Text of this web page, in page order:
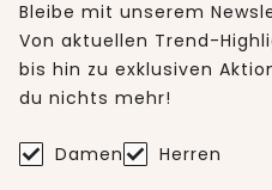
Bleibe mit unserem
Von aktuellen Trend-
bis hin zu exklusiven
du nichts mehr!
Damen Herren